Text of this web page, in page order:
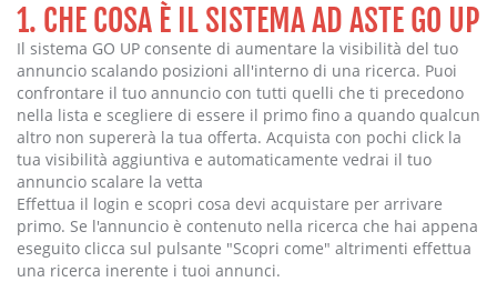
1. CHE COSA È IL SISTEMA AD ASTE GO UP
Il sistema GO UP consente di aumentare la visibilità del tuo
annuncio scalando posizioni all'interno di una ricerca. Puoi
confrontare il tuo annuncio con tutti quelli che ti precedono
nella lista e scegliere di essere il primo fino a quando qualcun
altro non supererà la tua offerta. Acquista con pochi click la
tua visibilità aggiuntiva e automaticamente vedrai il tuo
annuncio scalare la vetta
Effettua il login e scopri cosa devi acquistare per arrivare
primo. Se l'annuncio è contenuto nella ricerca che hai appena
eseguito clicca sul pulsante "Scopri come" altrimenti effettua
una ricerca inerente i tuoi annunci.